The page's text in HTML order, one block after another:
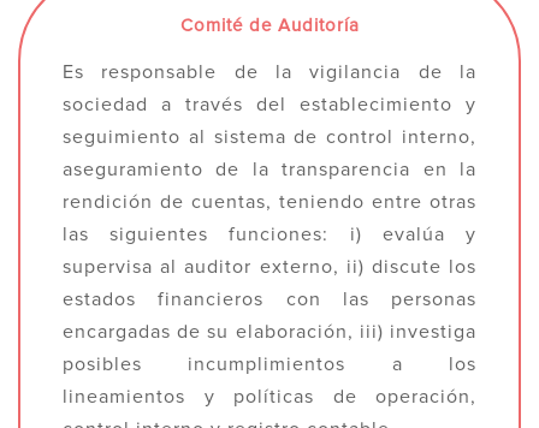
Comité de Auditoría
Es responsable de la vigilancia de la
sociedad a través del establecimiento y
seguimiento al sistema de control interno,
aseguramiento de la transparencia en la
rendición de cuentas, teniendo entre otras
las siguientes funciones: i) evalúa y
supervisa al auditor externo, ii) discute los
estados financieros con las personas
encargadas de su elaboración, iii) investiga
posibles incumplimientos a los
lineamientos y políticas de operación,